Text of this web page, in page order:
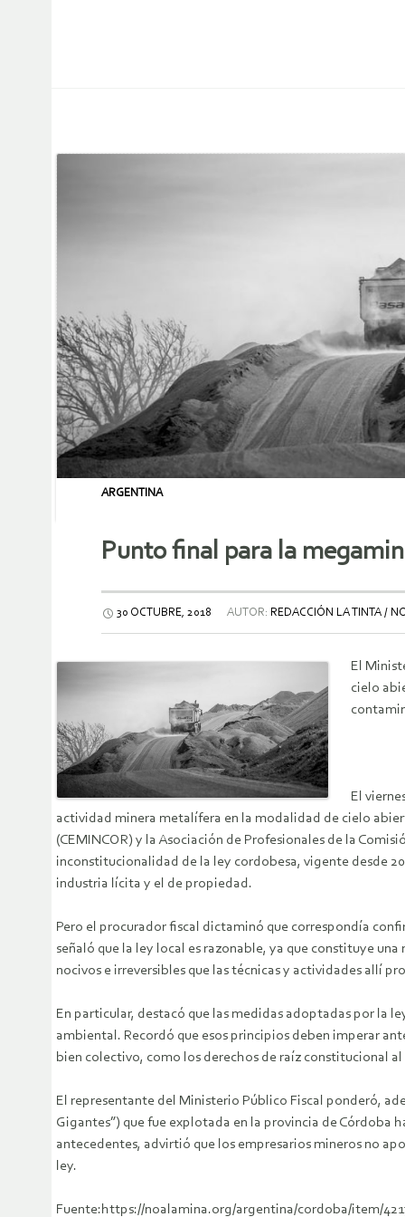
ARGENTINA
Punto final para la
30 OCTUBRE, 2018 AUTOR: REDACCIÓN LA TINTA /
El
cielo
El
actividad minera metalífera en la modalidad de cielo
(CEMINCOR) y la Asociación de Profesionales de la
inconstitucionalidad de la ley cordobesa, vigente desde
industria lícita y el de propiedad.
Pero el procurador fiscal dictaminó que correspondía
señaló que la ley local es razonable, ya que constituye
nocivos e irreversibles que las técnicas y actividades allí
En particular, destacó que las medidas adoptadas por la
ambiental. Recordó que esos principios deben imperar
bien colectivo, como los derechos de raíz constitucional
El representante del Ministerio Público Fiscal ponderó,
Gigantes”) que fue explotada en la provincia de Córdoba
antecedentes, advirtió que los empresarios mineros no
ley.
Fuente:https://noalamina.org/argentina/cordoba/item/